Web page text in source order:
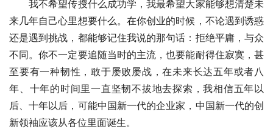
我不希望传授什么成功学，我最希望大家能够想清楚未
来几年自己心里想要什么。在你创业的时候，不论遇到诱惑
还是遇到挑战，都能够记住我说的那句话：拒绝平庸，与众
不同。你不一定要追随当时的主流，也要能耐得住寂寞，甚
至要有一种韧性，敢于屡败屡战，在未来长达五年或者八
年、十年的时间里一直坚韧不拔地去探索，我相信五年以
后、十年以后，可能中国新一代的企业家，中国新一代的创
新领袖应该从各位里面诞生。